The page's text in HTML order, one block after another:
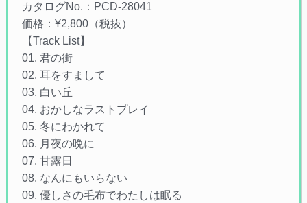
カタログNo.：PCD-28041
価格：¥2,800（税抜）
【Track List】
01. 君の街
02. 耳をすまして
03. 白い丘
04. おかしなラストプレイ
05. 冬にわかれて
06. 月夜の晩に
07. 甘露日
08. なんにもいらない
09. 優しさの毛布でわたしは眠る